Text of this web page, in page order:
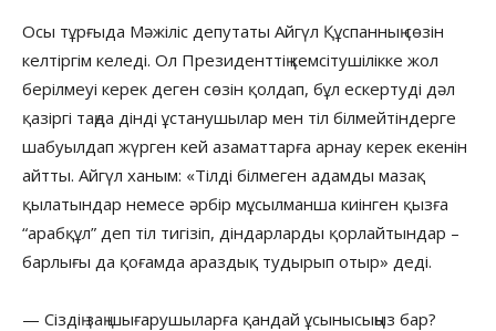
Осы тұрғыда Мәжіліс депутаты Айгүл Құспанның сөзін
келтіргім келеді. Ол Президенттің кемсітушілікке жол
берілмеуі керек деген сөзін қолдап, бұл ескертуді дәл
қазіргі таңда дінді ұстанушылар мен тіл білмейтіндерге
шабуылдап жүрген кей азаматтарға арнау керек екенін
айтты. Айгүл ханым: «Тілді білмеген адамды мазақ
қылатындар немесе әрбір мұсылманша киінген қызға
“арабқұл” деп тіл тигізіп, діндарларды қорлайтындар –
барлығы да қоғамда араздық тудырып отыр» деді.
— Сіздің заң шығарушыларға қандай ұсынысыңыз бар?